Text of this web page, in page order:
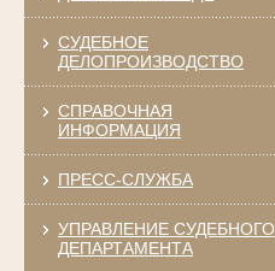
СУДЕБНОЕ
ДЕЛОПРОИЗВОДСТВО
СПРАВОЧНАЯ
ИНФОРМАЦИЯ
ПРЕСС-СЛУЖБА
УПРАВЛЕНИЕ СУДЕБНОГО
ДЕПАРТАМЕНТА